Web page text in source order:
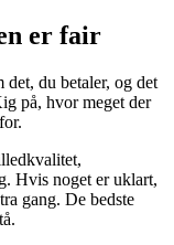
er fair
du betaler, og det
på, hvor meget der
Hvis noget er uklart,
gang. De bedste